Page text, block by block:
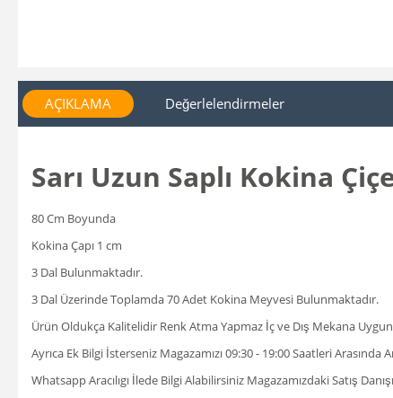
AÇIKLAMA Değerlelendirmeler
Sarı Uzun Saplı Kokina
80 Cm Boyunda
Kokina Çapı 1 cm
3 Dal Bulunmaktadır.
3 Dal Üzerinde Toplamda 70 Adet Kokina Meyvesi Bulunmaktadır.
Ürün Oldukça Kalitelidir Renk Atma Yapmaz İç ve Dış Mekana
Ayrıca Ek Bilgi İsterseniz Magazamızı 09:30 - 19:00 Saatleri Arasında
Whatsapp Aracılıgı İlede Bilgi Alabilirsiniz Magazamızdaki Satış